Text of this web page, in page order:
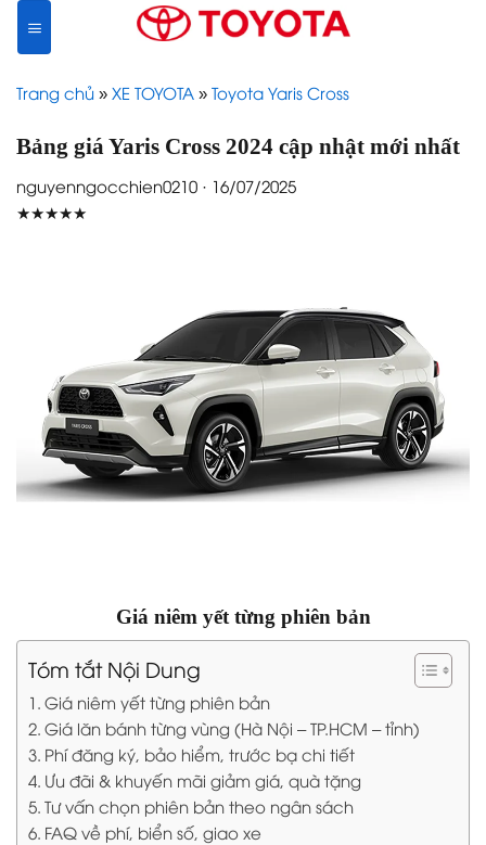
content
Trang chủ » XE TOYOTA » Toyota Yaris Cross
Bảng giá Yaris Cross 2024 cập nhật mới nhất
nguyenngocchien0210 · 16/07/2025
★★★★★
Giá niêm yết từng phiên bản
Tóm tắt Nội Dung
Giá niêm yết từng phiên bản
Giá lăn bánh từng vùng (Hà Nội – TP.HCM – tỉnh)
Phí đăng ký, bảo hiểm, trước bạ chi tiết
Ưu đãi & khuyến mãi giảm giá, quà tặng
Tư vấn chọn phiên bản theo ngân sách
FAQ về phí, biển số, giao xe